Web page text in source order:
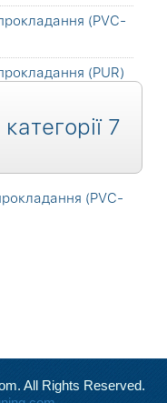
(PVC-
(PUR)
7
(PVC-
All Rights Reserved.